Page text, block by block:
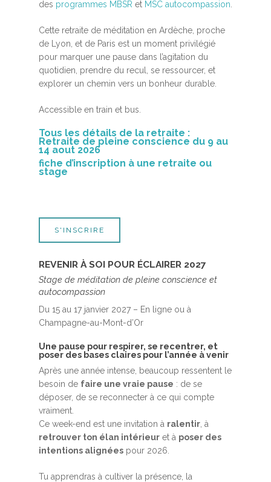
des programmes MBSR et MSC autocompassion
Cette retraite de méditation en Ardèche, proche
de Lyon, et de Paris est un moment privilégié
pour marquer une pause dans l’agitation du
quotidien, prendre du recul, se ressourcer, et
explorer un chemin vers un bonheur durable.
Accessible en train et bus.
Tous les détails de la retraite :
Retraite de pleine conscience du 9 au
14 aout 2026
fiche d’inscription à une retraite ou
stage
S'INSCRIRE
REVENIR À SOI POUR ÉCLAIRER 2027
Stage de méditation de pleine conscience et
autocompassion
Du 15 au 17 janvier 2027 – En ligne ou à
Champagne-au-Mont-d’Or
Une pause pour respirer, se recentrer, et
poser des bases claires pour l’année à venir
Après une année intense, beaucoup ressentent le
besoin de faire une vraie pause : de se
déposer, de se reconnecter à ce qui compte
vraiment.
Ce week-end est une invitation à ralentir , à
retrouver ton élan intérieur et à poser des
intentions alignées pour 2026.
Tu apprendras à cultiver la présence, la